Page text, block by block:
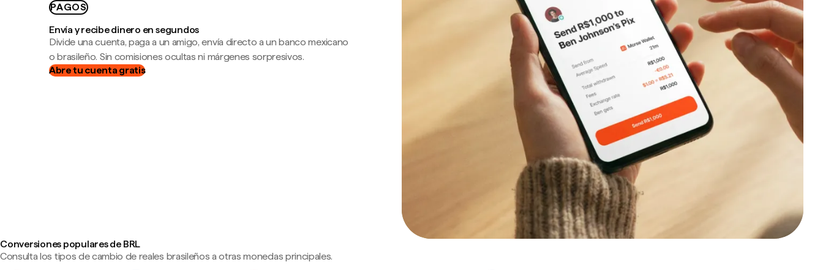
PAGOS
Envía y recibe dinero en segundos
Divide una cuenta, paga a un amigo, envía directo a un banco mexicano
o brasileño. Sin comisiones ocultas ni márgenes sorpresivos.
Abre tu cuenta gratis
Conversiones populares de BRL
Consulta los tipos de cambio de reales brasileños a otras monedas principales.